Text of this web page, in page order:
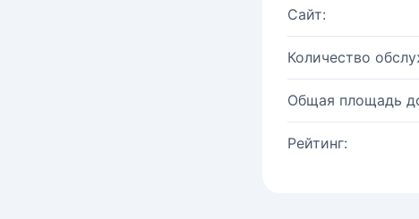
Сайт:
Количество
Общая площадь
Рейтинг: